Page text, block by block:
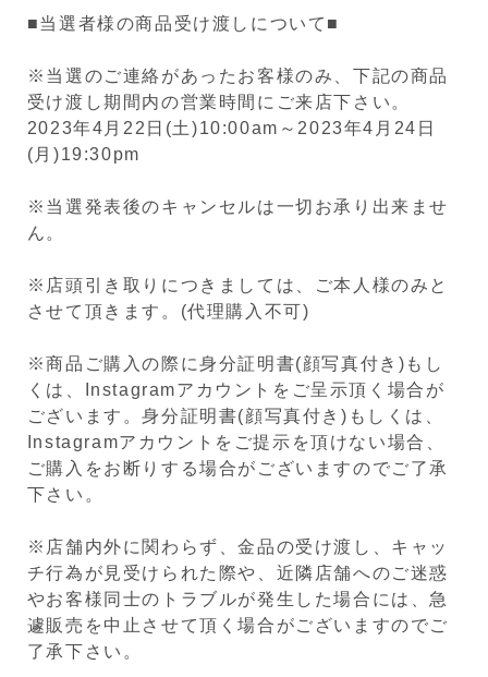
■当選者様の商品受け渡しについて■
※当選のご連絡があったお客様のみ、下記の商品
受け渡し期間内の営業時間にご来店下さい。
2023年4月22日(土)10:00am～2023年4月24日
(月)19:30pm
※当選発表後のキャンセルは一切お承り出来ませ
ん。
※店頭引き取りにつきましては、ご本人様のみと
させて頂きます。(代理購入不可)
※商品ご購入の際に身分証明書(顔写真付き)もし
くは、Instagramアカウントをご呈示頂く場合が
ございます。身分証明書(顔写真付き)もしくは、
Instagramアカウントをご提示を頂けない場合、
ご購入をお断りする場合がございますのでご了承
下さい。
※店舗内外に関わらず、金品の受け渡し、キャッ
チ行為が見受けられた際や、近隣店舗へのご迷惑
やお客様同士のトラブルが発生した場合には、急
遽販売を中止させて頂く場合がございますのでご
了承下さい。